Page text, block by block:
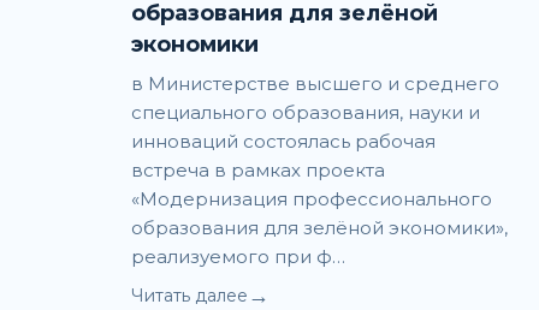
образования для зелёной
экономики
в Министерстве высшего и среднего
специального образования, науки и
инноваций состоялась рабочая
встреча в рамках проекта
«Модернизация профессионального
образования для зелёной экономики»,
реализуемого при ф…
Читать далее →